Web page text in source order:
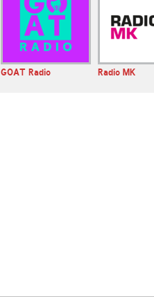
GOAT Radio Radio MK